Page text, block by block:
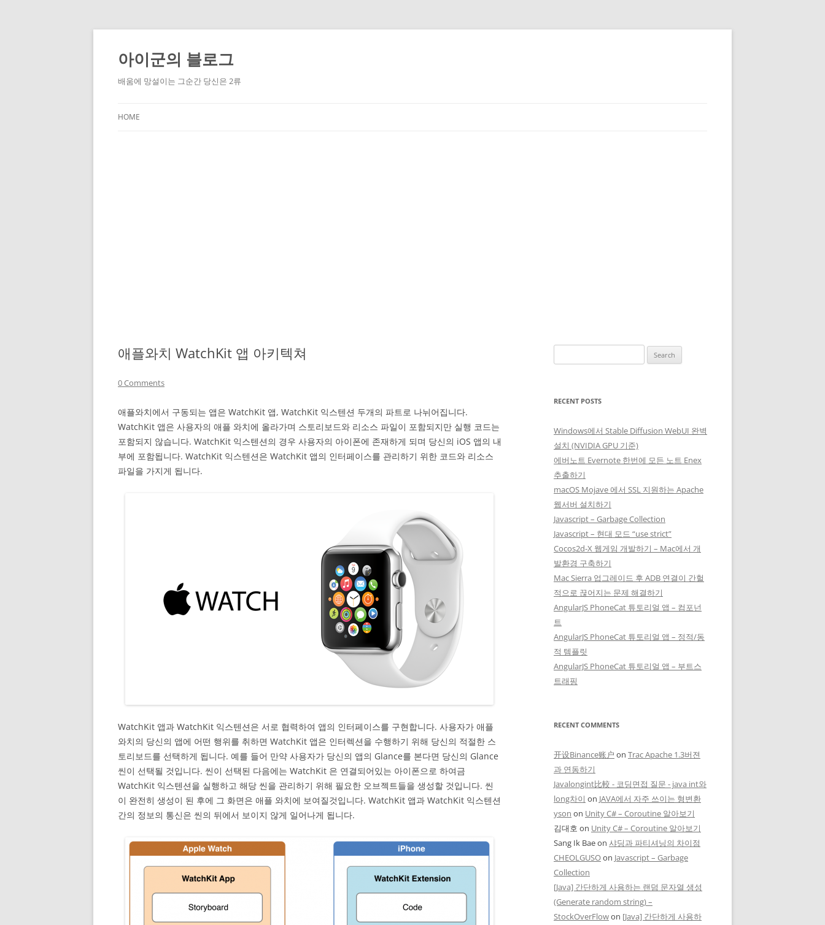
Skip
content
아이군의 블로그
배움에 망설이는 그순간 당신은 2류
HOME
애플와치 WatchKit 앱 아키텍쳐
0 Comments
애플와치에서 구동되는 앱은 WatchKit 앱, WatchKit 익스텐션 두개의 파트로 나뉘어집니다.
WatchKit 앱은 사용자의 애플 와치에 올라가며 스토리보드와 리소스 파일이 포함되지만 실행 코드는
포함되지 않습니다. WatchKit 익스텐션의 경우 사용자의 아이폰에 존재하게 되며 당신의 iOS 앱의 내
부에 포함됩니다. WatchKit 익스텐션은 WatchKit 앱의 인터페이스를 관리하기 위한 코드와 리소스
파일을 가지게 됩니다.
WatchKit 앱과 WatchKit 익스텐션은 서로 협력하여 앱의 인터페이스를 구현합니다. 사용자가 애플
와치의 당신의 앱에 어떤 행위를 취하면 WatchKit 앱은 인터렉션을 수행하기 위해 당신의 적절한 스
토리보드를 선택하게 됩니다. 예를 들어 만약 사용자가 당신의 앱의 Glance를 본다면 당신의 Glance
씬이 선택될 것입니다. 씬이 선택된 다음에는 WatchKit 은 연결되어있는 아이폰으로 하여금
WatchKit 익스텐션을 실행하고 해당 씬을 관리하기 위해 필요한 오브젝트들을 생성할 것입니다. 씬
이 완전히 생성이 된 후에 그 화면은 애플 와치에 보여질것입니다. WatchKit 앱과 WatchKit 익스텐션
간의 정보의 통신은 씬의 뒤에서 보이지 않게 일어나게 됩니다.
for:
RECENT POSTS
Windows에서 Stable Diffusion WebUI 완벽
설치 (NVIDIA GPU 기준)
에버노트 Evernote 한번에 모든 노트 Enex
추출하기
macOS Mojave 에서 SSL 지원하는 Apache
웹서버 설치하기
Javascript – Garbage Collection
Javascript – 현대 모드 “use strict”
Cocos2d-X 웹게임 개발하기 – Mac에서 개
발환경 구축하기
Mac Sierra 업그레이드 후 ADB 연결이 간헐
적으로 끊어지는 문제 해결하기
AngularJS PhoneCat 튜토리얼 앱 – 컴포넌
트
AngularJS PhoneCat 튜토리얼 앱 – 정적/동
적 템플릿
AngularJS PhoneCat 튜토리얼 앱 – 부트스
트래핑
RECENT COMMENTS
开设Binance账户 on Trac Apache 1.3버젼
과 연동하기
Javalongint比較 - 코딩면접 질문 - java int와
long차이 on JAVA에서 자주 쓰이는 형변환
yson on Unity C# – Coroutine 알아보기
김대호 on Unity C# – Coroutine 알아보기
Sang Ik Baeon 샤딩과 파티셔닝의 차이점
CHEOLGUSOon Javascript – Garbage
Collection
[Java] 간단하게 사용하는 랜덤 문자열 생성
(Generate random string) –
StockOverFlowon [Java] 간단하게 사용하